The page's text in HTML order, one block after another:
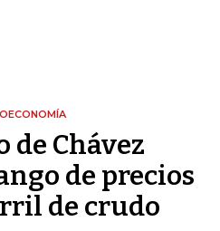
de Chávez
de precios
de crudo